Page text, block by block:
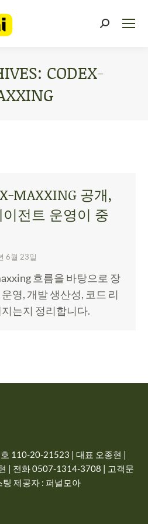
CODEX-
MAXXING 공개,
전트 운영이 중
6월 23일
흐름을 바탕으로 장
영, 개발 생산성, 코드 리
는지 정리합니다.
110-20-21523 | 대표 오종현 |
| 전화 0507-1314-3708 | 고객문
제공자 : 퍼널모아